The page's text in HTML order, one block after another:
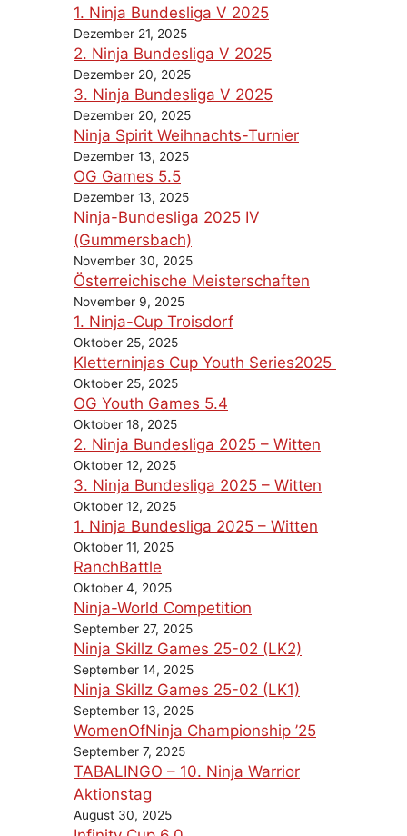
1. Ninja Bundesliga V 2025
Dezember 21, 2025
2. Ninja Bundesliga V 2025
Dezember 20, 2025
3. Ninja Bundesliga V 2025
Dezember 20, 2025
Ninja Spirit Weihnachts-Turnier
Dezember 13, 2025
OG Games 5.5
Dezember 13, 2025
Ninja-Bundesliga 2025 IV
(Gummersbach)
November 30, 2025
Österreichische Meisterschaften
November 9, 2025
1. Ninja-Cup Troisdorf
Oktober 25, 2025
Kletterninjas Cup Youth Series2025
Oktober 25, 2025
OG Youth Games 5.4
Oktober 18, 2025
2. Ninja Bundesliga 2025 – Witten
Oktober 12, 2025
3. Ninja Bundesliga 2025 – Witten
Oktober 12, 2025
1. Ninja Bundesliga 2025 – Witten
Oktober 11, 2025
RanchBattle
Oktober 4, 2025
Ninja-World Competition
September 27, 2025
Ninja Skillz Games 25-02 (LK2)
September 14, 2025
Ninja Skillz Games 25-02 (LK1)
September 13, 2025
WomenOfNinja Championship ’25
September 7, 2025
TABALINGO – 10. Ninja Warrior
Aktionstag
August 30, 2025